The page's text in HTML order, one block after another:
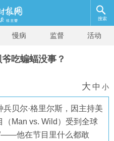
搜索
慢病 监督 活动
吃蝙蝠没事？
大 中 小
兵贝尔·格里尔斯，因主持美
（Man vs. Wild）受到全球
他在节目里什么都敢